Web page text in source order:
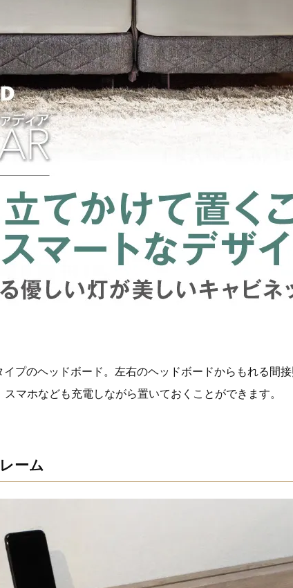
プのヘッドボード。左右のヘッドボードからもれる間
マホなども充電しながら置いておくことができます。
ーム